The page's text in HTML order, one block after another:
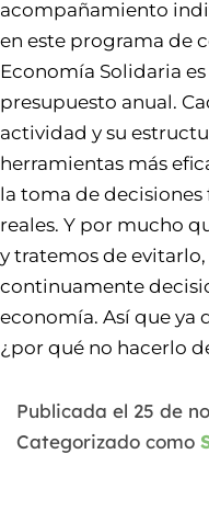
acompañamiento
en este programa de
Economía Solidaria
presupuesto anual.
actividad y su
herramientas más
la toma de decisiones
reales. Y por mucho
y tratemos de
continuamente
economía. Así que ya
¿por qué no hacerlo
Publicada el 25 de
Categorizado como